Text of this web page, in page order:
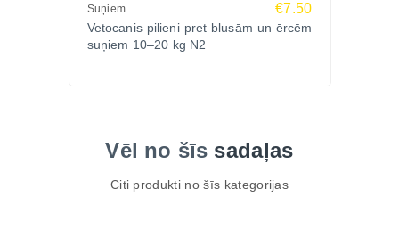
Suņiem €7.50
Vetocanis pilieni pret blusām un ērcēm
suņiem 10–20 kg N2
Vēl no šīs sadaļas
Citi produkti no šīs kategorijas